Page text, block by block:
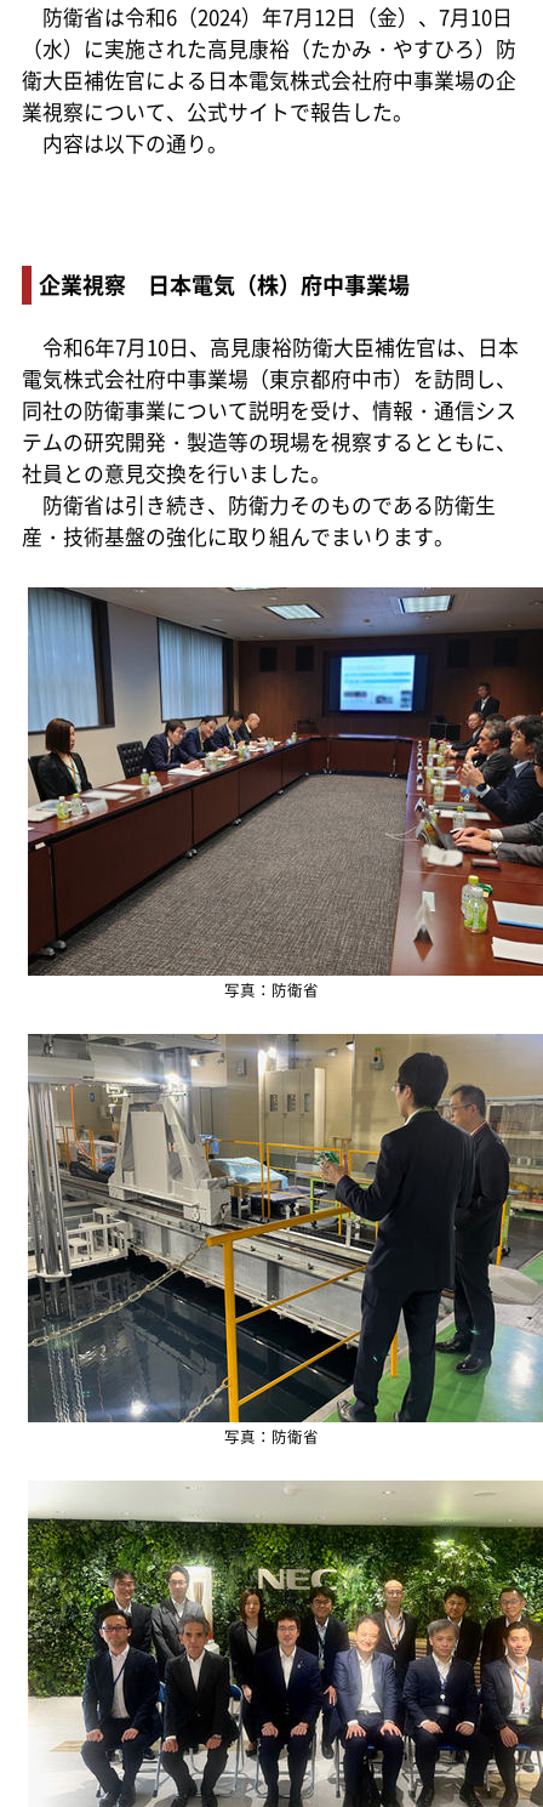
防衛省は令和6（2024）年7月12日（金）、7月10日
（水）に実施された高見康裕（たかみ・やすひろ）防
衛大臣補佐官による日本電気株式会社府中事業場の企
業視察について、公式サイトで報告した。
内容は以下の通り。
企業視察 日本電気（株）府中事業場
令和6年7月10日、高見康裕防衛大臣補佐官は、日本
電気株式会社府中事業場（東京都府中市）を訪問し、
同社の防衛事業について説明を受け、情報・通信シス
テムの研究開発・製造等の現場を視察するとともに、
社員との意見交換を行いました。
防衛省は引き続き、防衛力そのものである防衛生
産・技術基盤の強化に取り組んでまいります。
写真：防衛省
写真：防衛省